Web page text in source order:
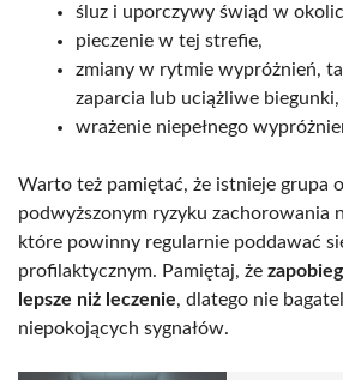
śluz i uporczywy świąd w
pieczenie w tej strefie,
zmiany w rytmie wypróżnień,
zaparcia lub uciążliwe biegunki,
wrażenie niepełnego
Warto też pamiętać, że istnieje grupa
podwyższonym ryzyku zachorowania
które powinny regularnie poddawać
profilaktycznym. Pamiętaj, że
lepsze niż leczenie, dlatego nie
niepokojących sygnałów.